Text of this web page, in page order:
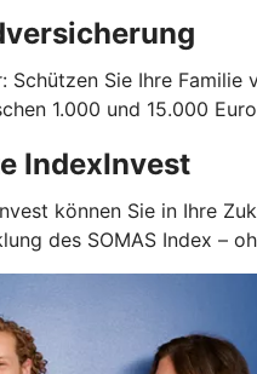
Schützen Sie Ihre
1.000 und 15.000
IndexInvest
können Sie in Ihre
des SOMAS Index –